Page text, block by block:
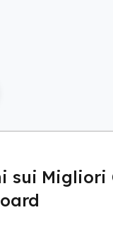
sui Migliori